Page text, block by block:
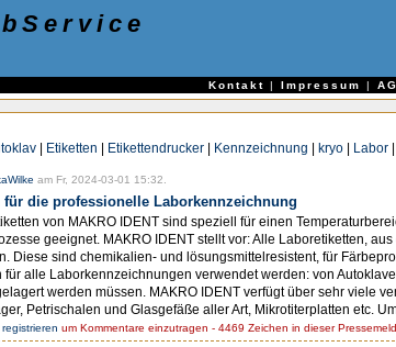
Kontakt | Impressum |
| Etiketten | Etikettendrucker | Kennzeichnung | kryo | Labor |
am Fr, 2024-03-01 15:32.
für die professionelle Laborkennzeichnung
von MAKRO IDENT sind speziell für einen
geeignet. MAKRO IDENT stellt vor: Alle Laboretiketten,
Diese sind chemikalien- und lösungsmittelresistent, für
für alle Laborkennzeichnungen verwendet werden: von
werden müssen. MAKRO IDENT verfügt über sehr viele
Petrischalen und Glasgefäße aller Art, Mikrotiterplatten etc.
registrieren um Kommentare einzutragen - 4469 Zeichen in dieser